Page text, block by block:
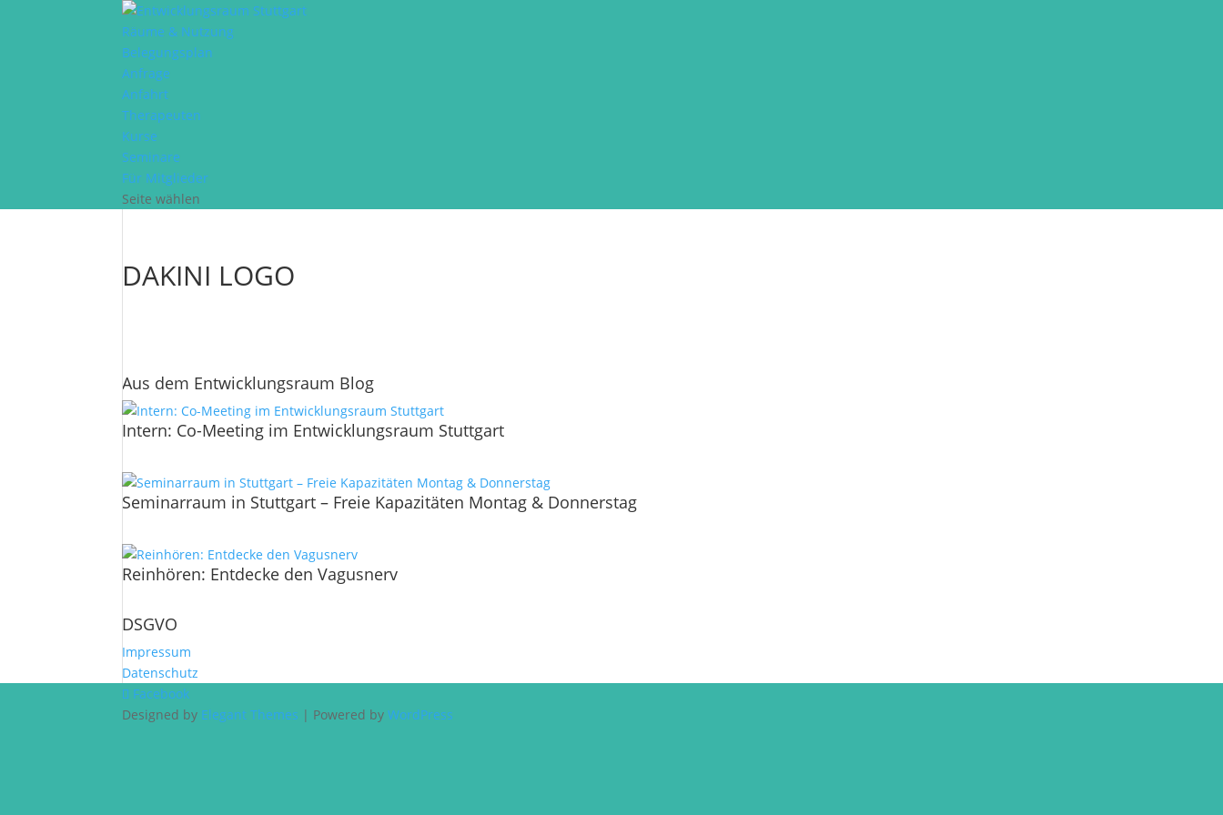
Räume & Nutzung
Belegungsplan
Anfrage
Anfahrt
Therapeuten
Kurse
Seminare
Für Mitglieder
Seite wählen
DAKINI LOGO
Aus dem Entwicklungsraum Blog
Intern: Co-Meeting im Entwicklungsraum Stuttgart
Seminarraum in Stuttgart – Freie Kapazitäten Montag & Donnerstag
Reinhören: Entdecke den Vagusnerv
DSGVO
Impressum
Datenschutz
Facebook
Designed by Elegant Themes | Powered byWordPress